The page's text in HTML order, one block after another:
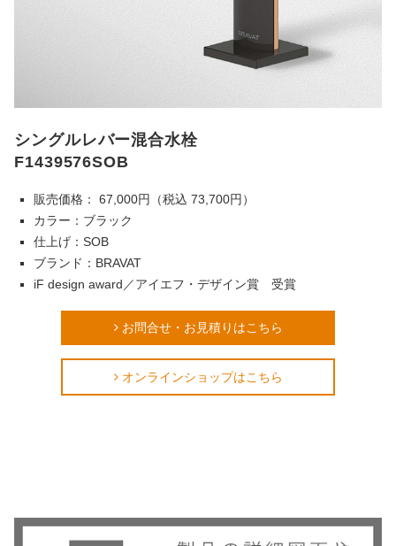
シングルレバー混合水栓
F1439576SOB
販売価格： 67,000円（税込 73,700円）
カラー：ブラック
仕上げ：SOB
ブランド：BRAVAT
iF design award／アイエフ・デザイン賞 受賞
お問合せ・お見積りはこちら
オンラインショップはこちら